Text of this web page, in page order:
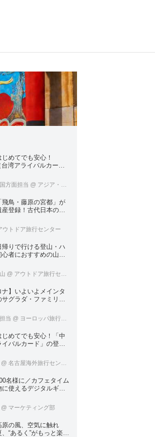
じめてでも安心！
台湾アライバルカー
方面担当 @ アジア・中国旅行センター
飛鳥・藤原の宮都」が
登録！古代日本の原
のテーマのある旅
ウトドア旅行センター
帰りで行ける登山・ハ
者におすすめの山１
@ アウトドア旅行センター
ナ】いよいよメインタ
グラダ・ファミリア
当 @ ヨーロッパ旅行センター
じめてでも安心！「中
バルカード」の登録
@ 名古屋海外旅行センター
名様に／カフェタイム
使えるデジタルギフ
@ マーケティング部
原の風、空気に触れ
“あるく”がもっと楽し